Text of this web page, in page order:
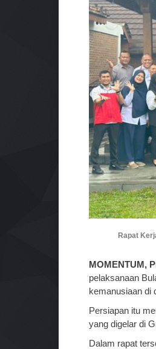
Rapat
MOMENTUM,
pelaksanaan
kemanusiaan di
Persiapan itu
yang digelar di
Dalam rapat